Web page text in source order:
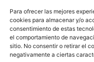
Para ofrecer las mejores
cookies para almacenar y/o
consentimiento de estas
el comportamiento de
sitio. No consentir o retirar el
negativamente a ciertas
Información Cultural de
Contact us: